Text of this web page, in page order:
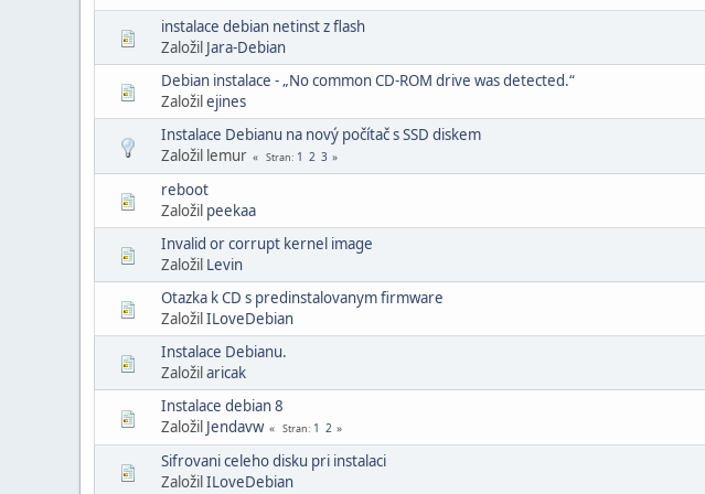
instalace debian netinst z flash
Založil Jara-Debian
Debian instalace - „No common CD-ROM drive was detected.“
Založilejines
Instalace Debianu na nový počítač s SSD diskem
Založil lemur
Stran 1 2 3
reboot
Založil peekaa
Invalid or corrupt kernel image
Založil Levin
Otazka k CD s predinstalovanym firmware
ZaložilILoveDebian
Instalace Debianu.
Založilaricak
Instalace debian 8
Založil Jendavw Stran 1 2
Sifrovani celeho disku pri instalaci
ZaložilILoveDebian